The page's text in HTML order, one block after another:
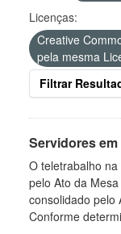
Licenças:
Creative
pela mesma
Filtrar
Servidores
O teletrabalho
pelo Ato da
consolidado pelo
Conforme